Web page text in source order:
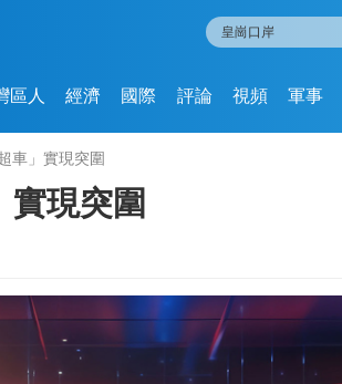
區人 經濟 國際 評論 視頻 軍事
車」實現突圍
實現突圍